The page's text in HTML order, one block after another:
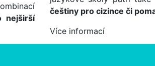
nejširší
češtiny pro cizince či
Více informací